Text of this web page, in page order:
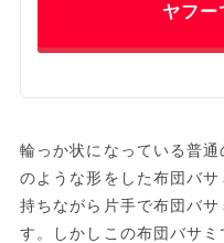
ヤフー
輪っか状になっている普
のような形をした布団バ
持ちながら片手で布団バ
す。しかしこの布団バサ